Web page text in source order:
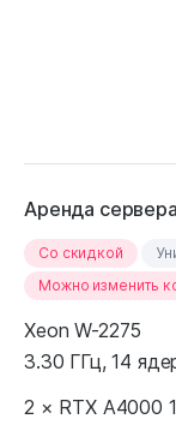
Аренда
Cо скидкой
Можно изменить
Xeon W-2275
3.30 ГГц, 14
2 × RTX A4000